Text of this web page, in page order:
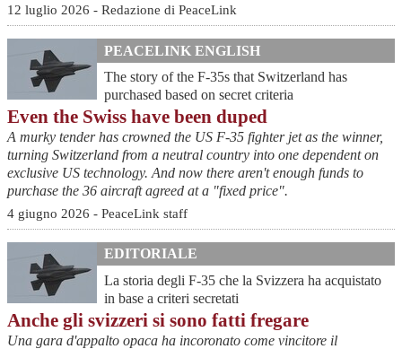
12 luglio 2026 - Redazione di PeaceLink
PEACELINK ENGLISH
The story of the F-35s that Switzerland has
purchased based on secret criteria
Even the Swiss have been duped
A murky tender has crowned the US F-35 fighter jet as the winner,
turning Switzerland from a neutral country into one dependent on
exclusive US technology. And now there aren't enough funds to
purchase the 36 aircraft agreed at a "fixed price".
4 giugno 2026 - PeaceLink staff
EDITORIALE
La storia degli F-35 che la Svizzera ha acquistato
in base a criteri secretati
Anche gli svizzeri si sono fatti fregare
Una gara d'appalto opaca ha incoronato come vincitore il